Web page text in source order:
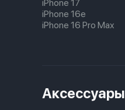
iPhone 17
iPhone 16e
iPhone 16 Pro Max
Аксессуары